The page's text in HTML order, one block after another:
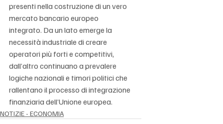
presenti nella costruzione di un vero
mercato bancario europeo
integrato. Da un lato emerge la
necessità industriale di creare
operatori più forti e competitivi,
dall’altro continuano a prevalere
logiche nazionali e timori politici che
rallentano il processo di integrazione
finanziaria dell’Unione europea.
NOTIZIE - ECONOMIA